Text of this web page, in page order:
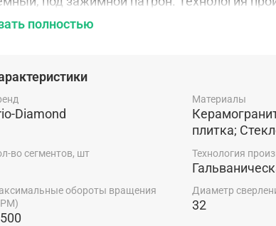
пайка
полностью
Diamond
Материалы
плитка;
во сегментов, шт Технология
обороты вращения
Диаметр
32